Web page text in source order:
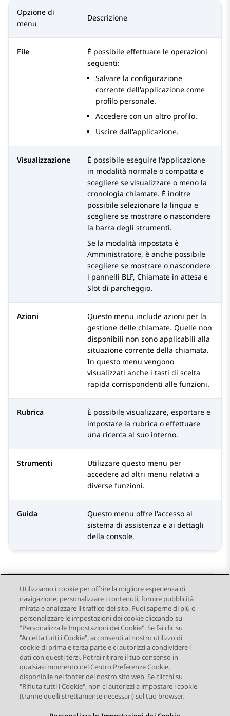
Opzione di
menu
Descrizione
File
È possibile effettuare le operazioni
seguenti:
Salvare la configurazione
corrente dell'applicazione come
profilo personale.
Accedere con un altro profilo.
Uscire dall'applicazione.
Visualizzazione
È possibile eseguire l'applicazione
in modalità normale o compatta e
scegliere se visualizzare o meno la
cronologia chiamate. È inoltre
possibile selezionare la lingua e
scegliere se mostrare o nascondere
la barra degli strumenti.
Se la modalità impostata è
Amministratore, è anche possibile
scegliere se mostrare o nascondere
i pannelli BLF, Chiamate in attesa e
Slot di parcheggio.
Azioni
Questo menu include azioni per la
gestione delle chiamate. Quelle non
disponibili non sono applicabili alla
situazione corrente della chiamata.
In questo menu vengono
visualizzati anche i tasti di scelta
rapida corrispondenti alle funzioni.
Rubrica
È possibile visualizzare, esportare e
impostare la rubrica o effettuare
una ricerca al suo interno.
Strumenti
Utilizzare questo menu per
accedere ad altri menu relativi a
diverse funzioni.
Guida
Questo menu offre l'accesso al
sistema di assistenza e ai dettagli
della console.
Send Feedback
Navigazione argomento
Argomento precedente Argomento successivo
STAY CONNECTED
Utilizziamo i cookie per offrire la migliore esperienza di
navigazione, personalizzare i contenuti, fornire pubblicità
mirata e analizzare il traffico del sito. Puoi saperne di più o
personalizzare le impostazioni dei cookie cliccando su
"Personalizza le Impostazioni dei Cookie". Se fai clic su
"Accetta tutti i Cookie", acconsenti al nostro utilizzo di
cookie di prima e terza parte e ci autorizzi a condividere i
dati con questi terzi. Potrai ritirare il tuo consenso in
qualsiasi momento nel Centro Preferenze Cookie,
disponibile nel footer del nostro sito web. Se clicchi su
"Rifiuta tutti i Cookie", non ci autorizzi a impostare i cookie
(tranne quelli strettamente necessari) sul tuo browser.